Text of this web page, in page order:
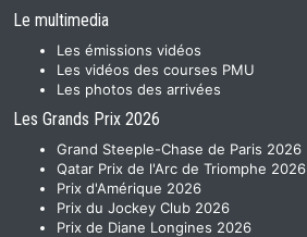
Le multimedia
Les émissions vidéos
Les vidéos des courses PMU
Les photos des arrivées
Les Grands Prix 2026
Grand Steeple-Chase de Paris 2026
Qatar Prix de l'Arc de Triomphe 2026
Prix d'Amérique 2026
Prix du Jockey Club 2026
Prix de Diane Longines 2026